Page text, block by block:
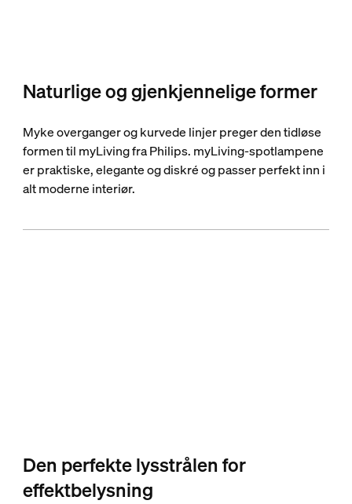
Naturlige og gjenkjennelige former
Myke overganger og kurvede linjer preger den tidløse
formen til myLiving fra Philips. myLiving-spotlampene
er praktiske, elegante og diskré og passer perfekt inn i
alt moderne interiør.
Den perfekte lysstrålen for
effektbelysning